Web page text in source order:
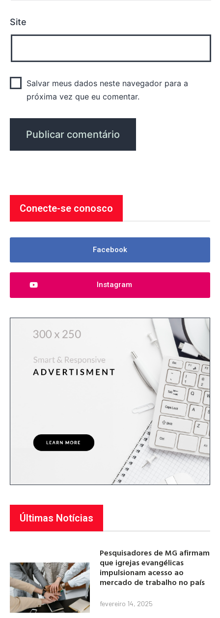
Site
Salvar meus dados neste navegador para a
próxima vez que eu comentar.
Conecte-se conosco
Facebook
Instagram
Últimas Notícias
Pesquisadores de MG afirmam
que igrejas evangélicas
impulsionam acesso ao
mercado de trabalho no país
fevereiro 14, 2025